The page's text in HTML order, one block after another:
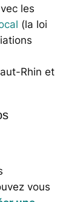
les
(la loi
Rhin et
vous